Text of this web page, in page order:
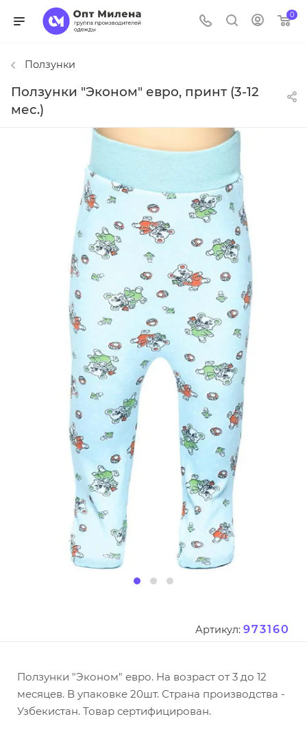
0
Ползунки
Ползунки "Эконом" евро, принт (3-12
мес.)
Артикул: 973160
Ползунки "Эконом" евро. На возраст от 3 до 12
месяцев. В упаковке 20шт. Страна производства -
Узбекистан. Товар сертифицирован.